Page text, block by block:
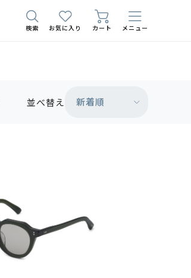
検索 お気に入り カート メニュー
並べ替え 新着順